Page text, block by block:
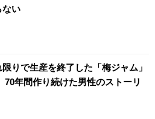
ない
りで生産を終了した「梅ジャム」
70年間作り続けた男性のストーリ